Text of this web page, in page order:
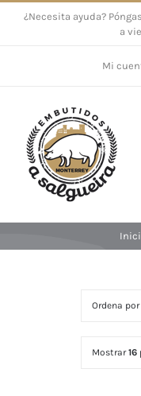
Saltar¿Necesita ayuda?
a
Mi
Ordena por
Mostrar16